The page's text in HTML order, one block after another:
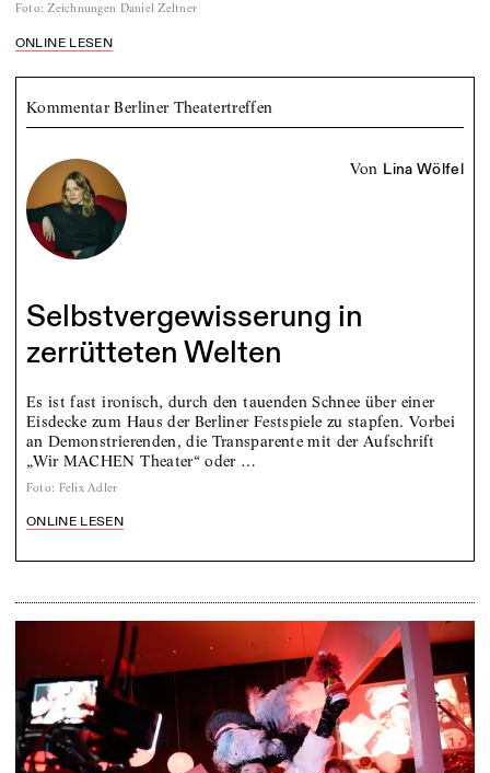
Foto: Zeichnungen Daniel Zeltner
ONLINE LESEN
Kommentar Berliner Theatertreffen
von Lina Wölfel
Selbstvergewisserung in
zerrütteten Welten
Es ist fast ironisch, durch den tauenden Schnee über einer
Eisdecke zum Haus der Berliner Festspiele zu stapfen. Vorbei
an Demonstrierenden, die Transparente mit der Aufschrift
„Wir MACHEN Theater“ oder …
Foto: Felix Adler
ONLINE LESEN